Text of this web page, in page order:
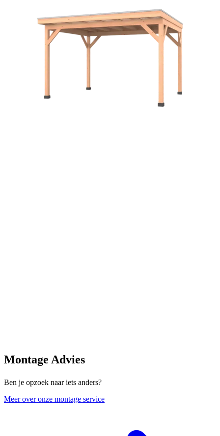
Montage Advies
Ben je opzoek naar iets anders?
Meer over onze montage service